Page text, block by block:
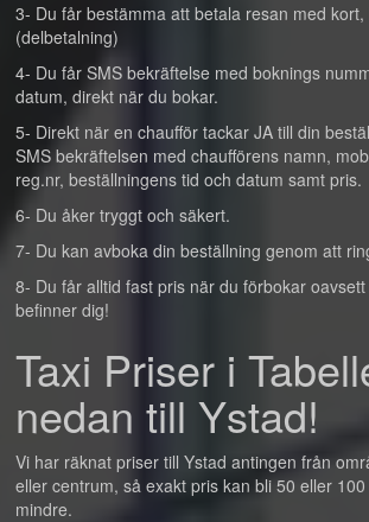
3- Du får bestämma att betala resan med
(delbetalning)
4- Du får SMS bekräftelse med boknings
datum, direkt när du bokar.
5- Direkt när en chaufför tackar JA till din
SMS bekräftelsen med chaufförens namn,
reg.nr, beställningens tid och datum samt pris.
6- Du åker tryggt och säkert.
7- Du kan avboka din beställning genom att
8- Du får alltid fast pris när du förbokar
befinner dig!
Taxi Priser i
nedan till Ystad!
Vi har räknat priser till Ystad antingen från
eller centrum, så exakt pris kan bli 50 eller
mindre.